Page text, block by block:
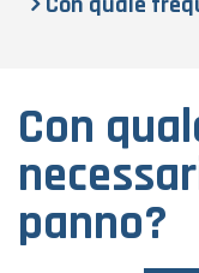
Con
panno?